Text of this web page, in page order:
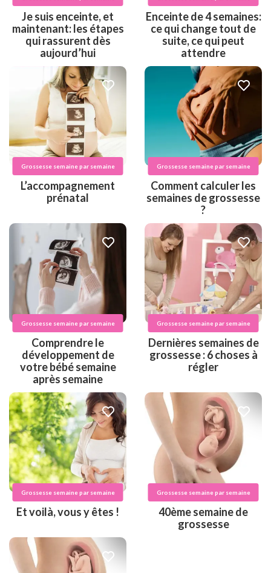
Je suis enceinte, et
maintenant: les étapes
qui rassurent dès
aujourd’hui
Enceinte de 4 semaines:
ce qui change tout de
suite, ce qui peut
attendre
Grossesse semaine par semaine
L’accompagnement
prénatal
Grossesse semaine par semaine
Comment calculer les
semaines de grossesse
?
Grossesse semaine par semaine
Comprendre le
développement de
votre bébé semaine
après semaine
Grossesse semaine par semaine
Dernières semaines de
grossesse : 6 choses à
régler
Grossesse semaine par semaine
Et voilà, vous y êtes !
Grossesse semaine par semaine
40ème semaine de
grossesse